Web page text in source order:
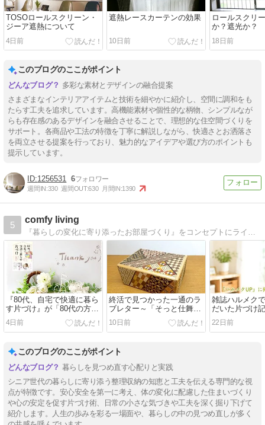
TOSOロールスクリーン・
ジーア遮熱について
4日前
遮熱レースカーテンの効果
10日前
ロールスクリ
か？遮光か？
18日前
このブログのここがポイント
多彩な素材とデザインの融合提案
さまざまなインテリアアイテムと技術を細やかに紹介し、空間に調和をも
たらす工夫を追求しています。高機能素材や個性的な柄物、シンプルなが
らも存在感のあるデザインを融合させることで、理想的な住空間づくりを
サポート。各商品や工法の特徴を丁寧に解説しながら、快適さとお洒落さ
を両立させる提案を行っており、魅力的なアイデアや選び方のポイントも
提示しています。
1256531 6
週間IN:330 週間OUT:630 月間IN:1390
5
comfy living
『暮らしの変化に寄り添ったお部屋づくり』をコンセプトにライフスタイルに合わせた、自分らしく素敵に心地よい暮らしのお手伝いをさせて頂いてます。
『80代、自宅で快適に暮ら
す片づけ』が「80代の方や
高齢者がいる家族におすす
めの本10選」に紹介されま
した！
4日前
終活で見つかった一通のラ
ブレター～「そっと仕舞
う」という選択～
10日前
雑誌ハルメク
だいた片づけ
イト「ハルメ
載されました！
22日前
このブログのここがポイント
暮らしを見つめ直す心配りと実践
シニア世代の暮らしに寄り添う整理収納の知恵と工夫を伝える専門的な視
点が特徴です。安心安全を第一に考え、体の変化に配慮した住まいづくり
や心の安定を促す片づけ術、日常の小さな気づきや工夫を深く掘り下げて
紹介します。人生の歩みを彩る一場面や、暮らしの中の見つめ直しが多く